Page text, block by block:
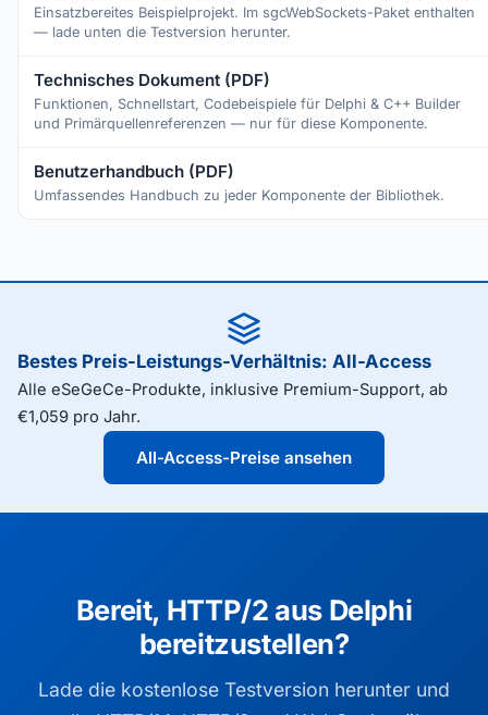
Einsatzbereites Beispielprojekt. Im sgcWebSockets-Paket enthalten
— lade unten die Testversion herunter.
Technisches Dokument (PDF)
Funktionen, Schnellstart, Codebeispiele für Delphi & C++ Builder
und Primärquellenreferenzen — nur für diese Komponente.
Benutzerhandbuch (PDF)
Umfassendes Handbuch zu jeder Komponente der Bibliothek.
Bestes Preis-Leistungs-Verhältnis: All-Access
Alle eSeGeCe-Produkte, inklusive Premium-Support, ab
€1,059 pro Jahr.
All-Access-Preise ansehen
Bereit, HTTP/2 aus Delphi
bereitzustellen?
Lade die kostenlose Testversion herunter und